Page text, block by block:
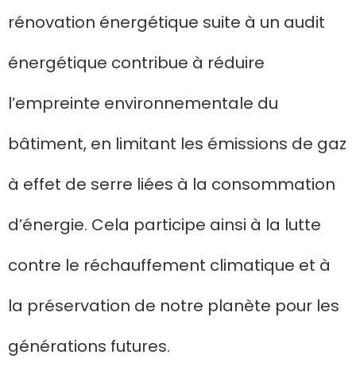
rénovation énergétique suite à un audit
énergétique contribue à réduire
l’empreinte environnementale du
bâtiment, en limitant les émissions de gaz
à effet de serre liées à la consommation
d’énergie. Cela participe ainsi à la lutte
contre le réchauffement climatique et à
la préservation de notre planète pour les
générations futures.